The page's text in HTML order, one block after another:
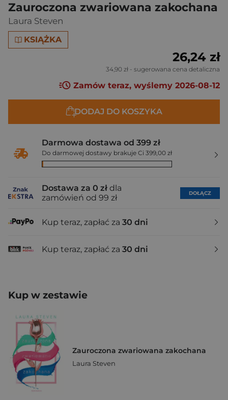
Zauroczona zwariowana zakochana
Laura Steven
KSIĄŻKA
26,24 zł
34,90 zł - sugerowana cena detaliczna
Zamów teraz, wyślemy 2026-08-12
DODAJ DO KOSZYKA
Darmowa dostawa od 399 zł
Do darmowej dostawy brakuje Ci 399,00 zł
Dostawa za 0 zł dla
zamówień od 99 zł
DOŁĄCZ
Kup teraz, zapłać za 30 dni
Kup teraz, zapłać za 30 dni
Kup w zestawie
Zauroczona zwariowana zakochana
Laura Steven